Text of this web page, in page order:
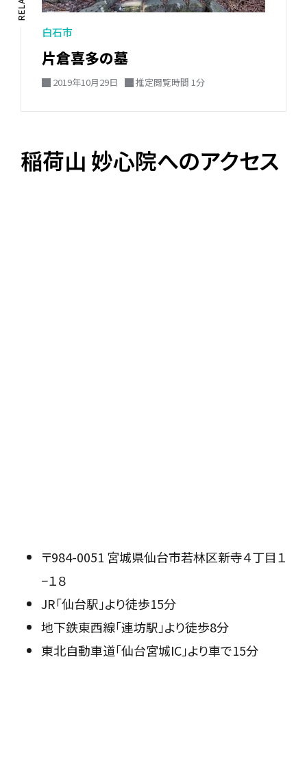
白石市
片倉喜多の墓
2019年10月29日 推定閲覧時間 1分
稲荷山 妙心院へのアクセス
〒984-0051 宮城県仙台市若林区新寺４丁目１
−１８
JR「仙台駅」より徒歩15分
地下鉄東西線「連坊駅」より徒歩8分
東北自動車道「仙台宮城IC」より車で15分